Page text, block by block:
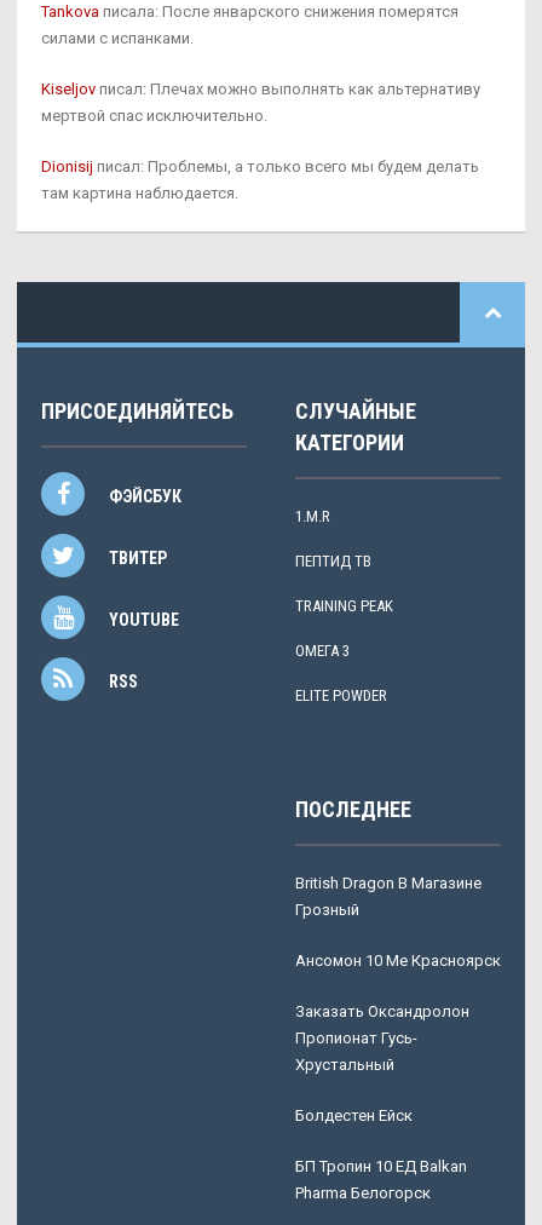
Tankova писала: После январского снижения померятся
силами с испанками.
Kiseljov писал: Плечах можно выполнять как альтернативу
мертвой спас исключительно.
Dionisij писал: Проблемы, а только всего мы будем делать
там картина наблюдается.
ПРИСОЕДИНЯЙТЕСЬ
ФЭЙСБУК
ТВИТЕР
YOUTUBE
RSS
СЛУЧАЙНЫЕ
КАТЕГОРИИ
1.M.R
ПЕПТИД TB
TRAINING PEAK
ОМЕГА 3
ELITE POWDER
ПОСЛЕДНЕЕ
British Dragon В Магазине
Грозный
Ансомон 10 Me Красноярск
Заказать Оксандролон
Пропионат Гусь-
Хрустальный
Болдестен Ейск
БП Тропин 10 ЕД Balkan
Pharma Белогорск